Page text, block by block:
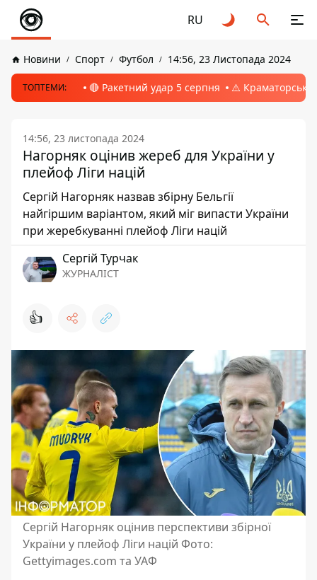
RU
Новини Спорт Футбол 14:56, 23 Листопада 2024
ТОПТЕМИ: 🔴 Ракетний удар 5 серпня ⚠️ Краматорськ,
14:56, 23 листопада 2024
Нагорняк оцінив жереб для України у
плейоф Ліги націй
Сергій Нагорняк назвав збірну Бельгії
найгіршим варіантом, який міг випасти України
при жеребкуванні плейоф Ліги націй
Сергій Турчак
ЖУРНАЛІСТ
👍
Сергій Нагорняк оцінив перспективи збірної
України у плейоф Ліги націй Фото:
Gettyimages.com та УАФ